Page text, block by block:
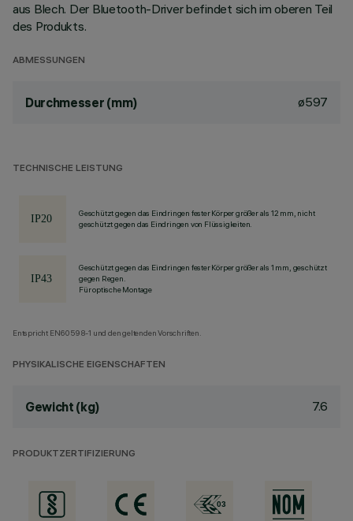
aus Blech. Der Bluetooth-Driver befindet sich im oberen Teil
des Produkts.
ABMESSUNGEN
Durchmesser (mm) ø597
TECHNISCHE LEISTUNG
Geschützt gegen das Eindringen fester Körper größer als 12 mm, nicht
geschützt gegen das Eindringen von Flüssigkeiten.
Geschützt gegen das Eindringen fester Körper größer als 1 mm, geschützt
gegen Regen.
Für optische Montage
Entspricht EN60598-1 und den geltenden Vorschriften.
PHYSIKALISCHE EIGENSCHAFTEN
Gewicht (kg) 7.6
PRODUKTZERTIFIZIERUNG